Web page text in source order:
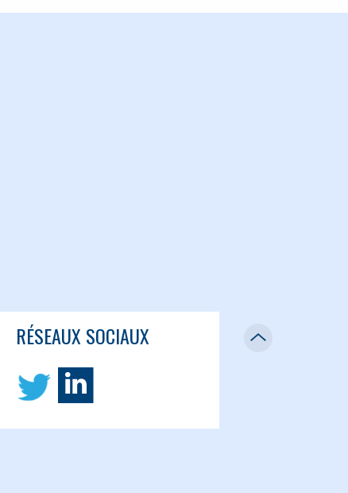
RÉSEAUX SOCIAUX